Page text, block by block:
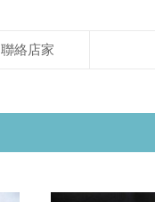
聯絡店家